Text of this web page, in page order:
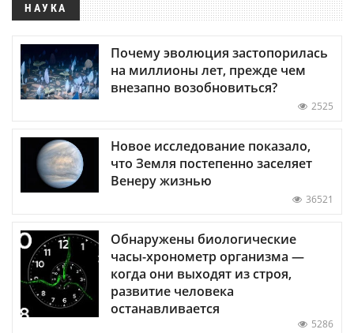
НАУКА
Почему эволюция застопорилась
на миллионы лет, прежде чем
внезапно возобновиться?
2525
Новое исследование показало,
что Земля постепенно заселяет
Венеру жизнью
36521
Обнаружены биологические
часы-хронометр организма —
когда они выходят из строя,
развитие человека
останавливается
5286